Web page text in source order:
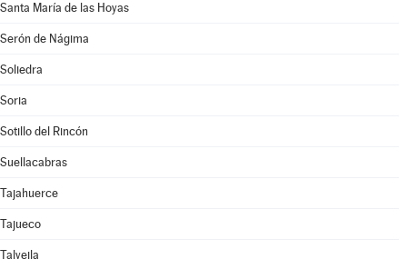
Santa María de las Hoyas
Serón de Nágima
Soliedra
Soria
Sotillo del Rincón
Suellacabras
Tajahuerce
Tajueco
Talveila